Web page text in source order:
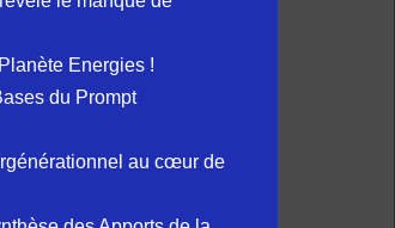
Energies !
du Prompt
au cœur de